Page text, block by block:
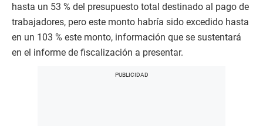
hasta un 53 % del presupuesto total destinado al pago de
trabajadores, pero este monto habría sido excedido hasta
en un 103 % este monto, información que se sustentará
en el informe de fiscalización a presentar.